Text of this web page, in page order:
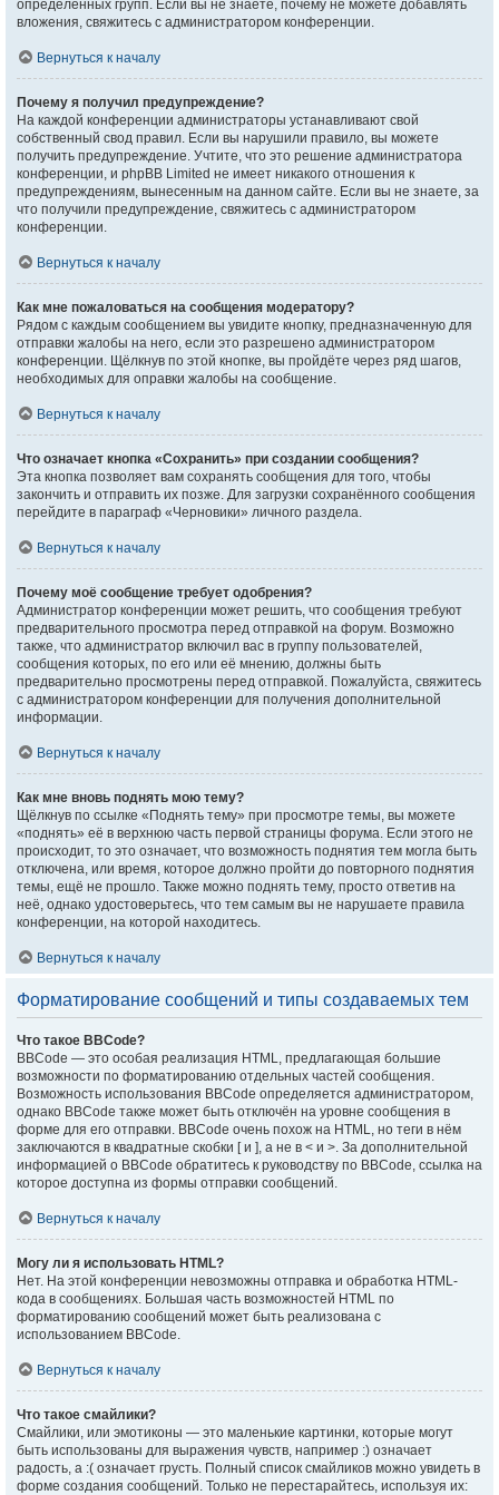
определённых групп. Если вы не знаете, почему не можете добавлять
вложения, свяжитесь с администратором конференции.
Вернуться к началу
Почему я получил предупреждение?
На каждой конференции администраторы устанавливают свой
собственный свод правил. Если вы нарушили правило, вы можете
получить предупреждение. Учтите, что это решение администратора
конференции, и phpBB Limited не имеет никакого отношения к
предупреждениям, вынесенным на данном сайте. Если вы не знаете, за
что получили предупреждение, свяжитесь с администратором
конференции.
Вернуться к началу
Как мне пожаловаться на сообщения модератору?
Рядом с каждым сообщением вы увидите кнопку, предназначенную для
отправки жалобы на него, если это разрешено администратором
конференции. Щёлкнув по этой кнопке, вы пройдёте через ряд шагов,
необходимых для оправки жалобы на сообщение.
Вернуться к началу
Что означает кнопка «Сохранить» при создании сообщения?
Эта кнопка позволяет вам сохранять сообщения для того, чтобы
закончить и отправить их позже. Для загрузки сохранённого сообщения
перейдите в параграф «Черновики» личного раздела.
Вернуться к началу
Почему моё сообщение требует одобрения?
Администратор конференции может решить, что сообщения требуют
предварительного просмотра перед отправкой на форум. Возможно
также, что администратор включил вас в группу пользователей,
сообщения которых, по его или её мнению, должны быть
предварительно просмотрены перед отправкой. Пожалуйста, свяжитесь
с администратором конференции для получения дополнительной
информации.
Вернуться к началу
Как мне вновь поднять мою тему?
Щёлкнув по ссылке «Поднять тему» при просмотре темы, вы можете
«поднять» её в верхнюю часть первой страницы форума. Если этого не
происходит, то это означает, что возможность поднятия тем могла быть
отключена, или время, которое должно пройти до повторного поднятия
темы, ещё не прошло. Также можно поднять тему, просто ответив на
неё, однако удостоверьтесь, что тем самым вы не нарушаете правила
конференции, на которой находитесь.
Вернуться к началу
Форматирование сообщений и типы создаваемых тем
Что такое BBCode?
BBCode — это особая реализация HTML, предлагающая большие
возможности по форматированию отдельных частей сообщения.
Возможность использования BBCode определяется администратором,
однако BBCode также может быть отключён на уровне сообщения в
форме для его отправки. BBCode очень похож на HTML, но теги в нём
заключаются в квадратные скобки [ и ], а не в < и >. За дополнительной
информацией о BBCode обратитесь к руководству по BBCode, ссылка на
которое доступна из формы отправки сообщений.
Вернуться к началу
Могу ли я использовать HTML?
Нет. На этой конференции невозможны отправка и обработка HTML-
кода в сообщениях. Большая часть возможностей HTML по
форматированию сообщений может быть реализована с
использованием BBCode.
Вернуться к началу
Что такое смайлики?
Смайлики, или эмотиконы — это маленькие картинки, которые могут
быть использованы для выражения чувств, например :) означает
радость, а :( означает грусть. Полный список смайликов можно увидеть в
форме создания сообщений. Только не перестарайтесь, используя их: